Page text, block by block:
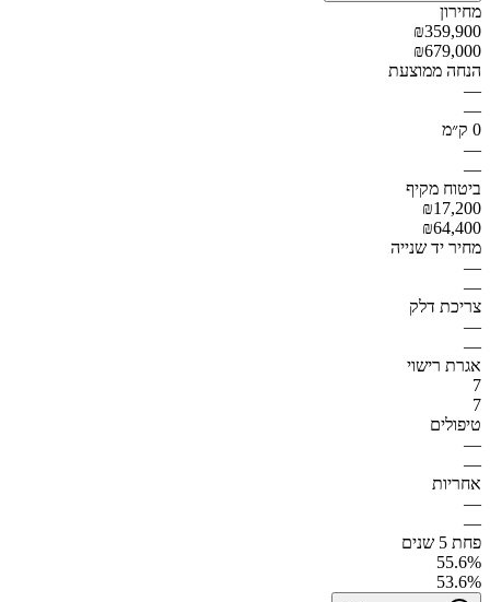
מחירון
₪359,900
₪679,000
הנחה ממוצעת
—
—
0 ק״מ
—
—
ביטוח מקיף
₪17,200
₪64,400
מחיר יד שנייה
—
—
צריכת דלק
—
—
אגרת רישוי
7
7
טיפולים
—
—
אחריות
—
—
פחת 5 שנים
55.6%
53.6%